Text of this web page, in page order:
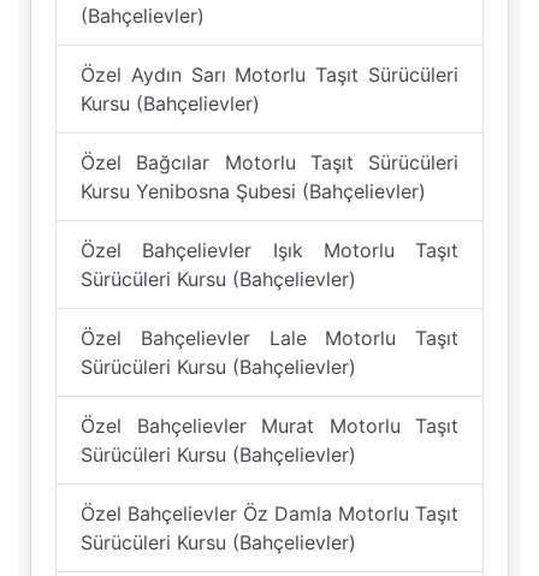
(Bahçelievler)
Özel Aydın Sarı Motorlu Taşıt Sürücüleri
Kursu (Bahçelievler)
Özel Bağcılar Motorlu Taşıt Sürücüleri
Kursu Yenibosna Şubesi (Bahçelievler)
Özel Bahçelievler Işık Motorlu Taşıt
Sürücüleri Kursu (Bahçelievler)
Özel Bahçelievler Lale Motorlu Taşıt
Sürücüleri Kursu (Bahçelievler)
Özel Bahçelievler Murat Motorlu Taşıt
Sürücüleri Kursu (Bahçelievler)
Özel Bahçelievler Öz Damla Motorlu Taşıt
Sürücüleri Kursu (Bahçelievler)